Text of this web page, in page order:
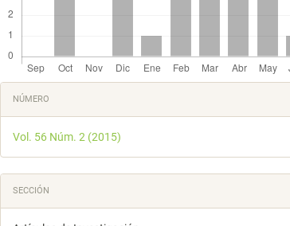
Detalles
del
artículo
NÚMERO
Vol. 56 Núm. 2 (2015)
SECCIÓN